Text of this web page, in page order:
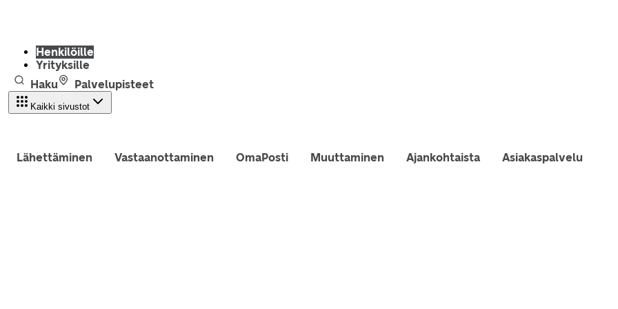
Henkilöille
Yrityksille
Haku
Palvelupisteet
Kaikki sivustot
Lähettäminen Vastaanottaminen OmaPosti Muuttaminen Ajankohtaista Asiakaspalvelu